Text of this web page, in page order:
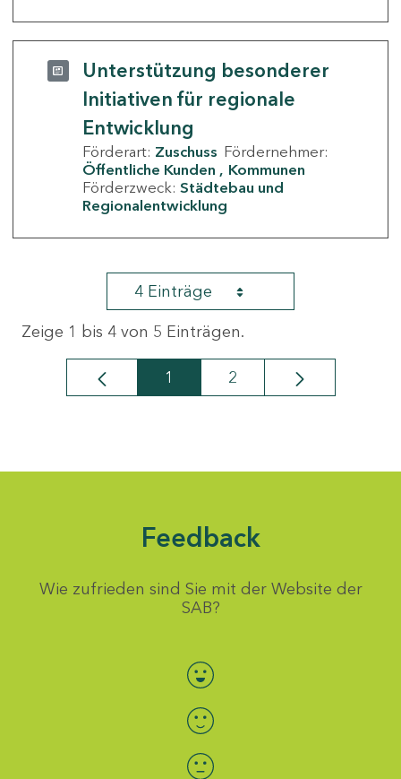
Unterstützung besonderer
Initiativen für regionale
Entwicklung
Förderart: Zuschuss Fördernehmer:
Öffentliche Kunden
Kommunen
Förderzweck: Städtebau und
Regionalentwicklung
4 Einträge
Zeige 1 bis 4 von 5 Einträgen.
Seite
1 Seite
2
Feedback
Wie zufrieden sind Sie mit der Website der
SAB?
Bewertung auswählen